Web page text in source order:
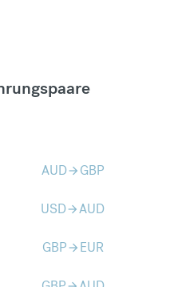
AUDarrow_forward GBP
USDarrow_forwardAUD
GBParrow_forward EUR